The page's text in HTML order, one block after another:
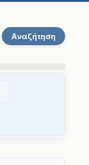
Αναζήτηση